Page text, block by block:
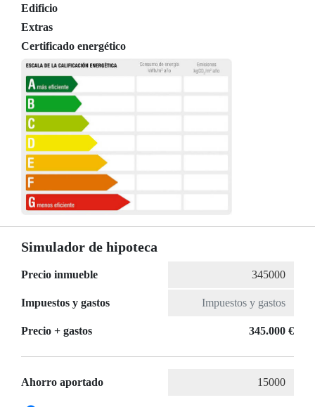
Edificio
Extras
Certificado energético
Simulador de hipoteca
Precio inmueble
Impuestos y gastos
Precio + gastos 345.000 €
Ahorro aportado